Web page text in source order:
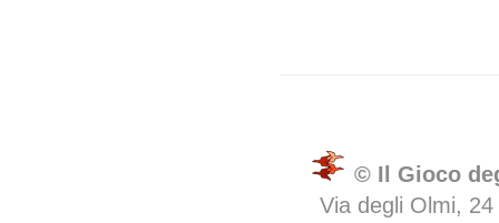
© Il Gioco
Via degli Olmi,